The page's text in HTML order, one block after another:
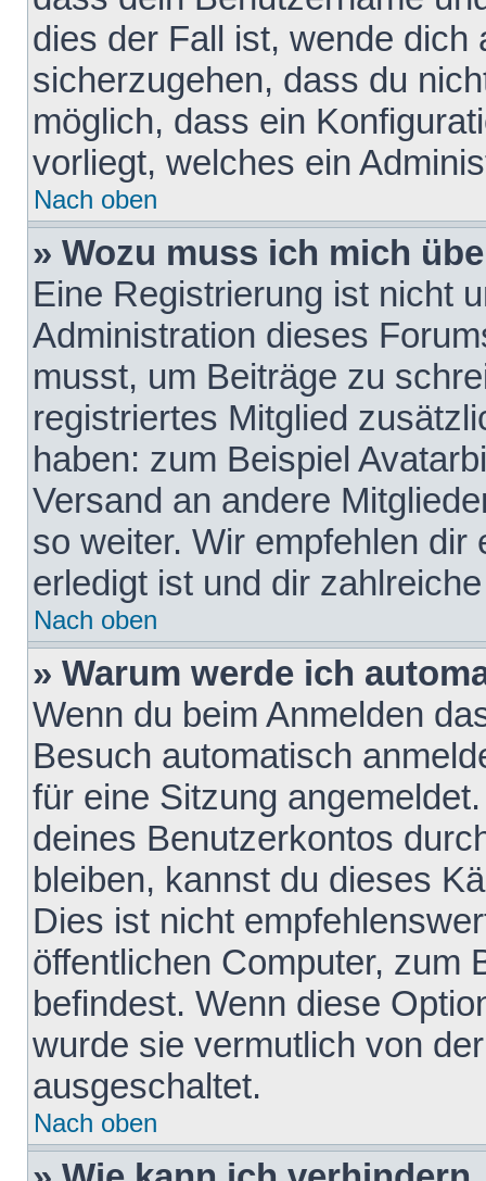
dies der Fall ist, wende dich
sicherzugehen, dass du
möglich, dass ein
vorliegt, welches ein
Nach oben
» Wozu muss ich mich
Eine Registrierung ist nicht
Administration dieses
musst, um Beiträge zu
registriertes Mitglied
haben: zum Beispiel
Versand an andere
so weiter. Wir empfehlen
erledigt ist und dir
Nach oben
» Warum werde ich
Wenn du beim Anmelden
Besuch automatisch
für eine Sitzung
deines Benutzerkontos
bleiben, kannst du dieses
Dies ist nicht
öffentlichen Computer, zum
befindest. Wenn diese
wurde sie vermutlich von
ausgeschaltet.
Nach oben